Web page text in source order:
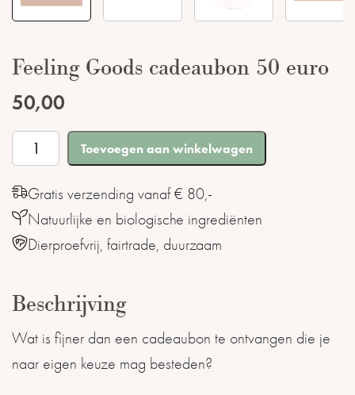
Feeling Goods cadeaubon 50 euro
50,00
Feeling
Goods
cadeaubon
50
euro
Toevoegen aan winkelwagen
Gratis verzending vanaf € 80,-
Natuurlijke en biologische ingrediënten
Dierproefvrij, fairtrade, duurzaam
Beschrijving
Wat is fijner dan een cadeaubon te ontvangen die je
naar eigen keuze mag besteden?